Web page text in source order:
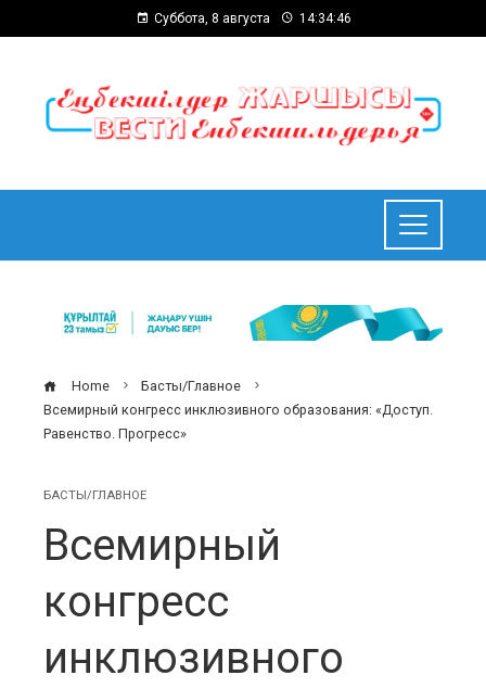
Суббота, 8 августа 14:34:47
Home
Басты/Главное
Всемирный конгресс инклюзивного образования: «Доступ.
Равенство. Прогресс»
БАСТЫ/ГЛАВНОЕ
Всемирный
конгресс
инклюзивного